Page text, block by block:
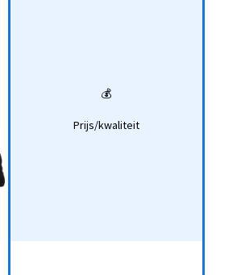
Prijs/kwaliteit
💰
Prijs/kwaliteit